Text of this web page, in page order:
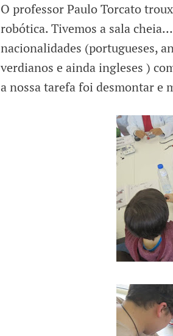
O professor Paulo Torcato
robótica. Tivemos a sala
nacionalidades (portugueses,
verdianos e ainda ingleses )
a nossa tarefa foi desmontar e